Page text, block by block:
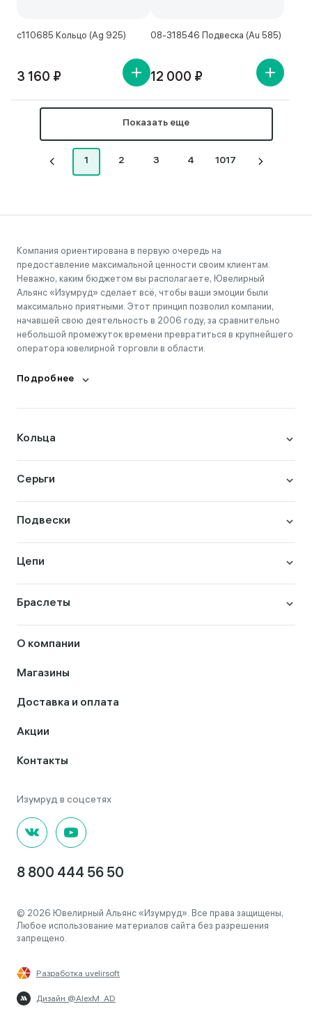
с110685 Кольцо (Ag 925)
3 160 ₽
08-318546 Подвеска (Au 585)
12 000 ₽
Показать еще
1 2 3 4 1017
Компания ориентирована в первую очередь на
предоставление максимальной ценности своим клиентам.
Неважно, каким бюджетом вы располагаете, Ювелирный
Альянс «Изумруд» сделает всё, чтобы ваши эмоции были
максимально приятными. Этот принцип позволил компании,
начавшей свою деятельность в 2006 году, за сравнительно
небольшой промежуток времени превратиться в крупнейшего
оператора ювелирной торговли в области.
Подробнее
Кольца
Серьги
Подвески
Цепи
Браслеты
О компании
Магазины
Доставка и оплата
Акции
Контакты
8 800 444 56 50
© 2026 Ювелирный Альянс «Изумруд». Все права защищены,
Любое использование материалов сайта без разрешения
запрещено.
Разработка uvelirsoft
Дизайн @AlexM_AD